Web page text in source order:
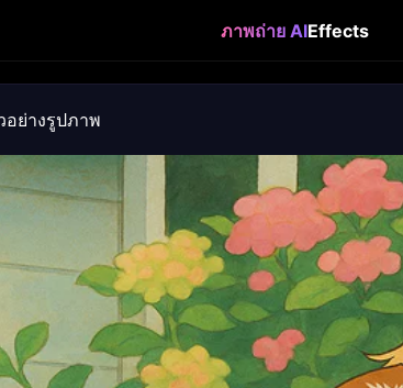
ภาพถ่าย AIEffects
อย่างรูปภาพ